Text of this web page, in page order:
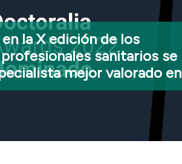
la X edición de los
sanitarios se
mejor valorado en